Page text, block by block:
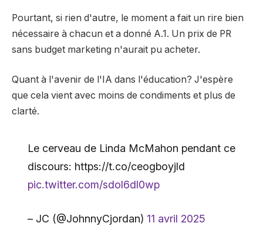
Pourtant, si rien d'autre, le moment a fait un rire bien
nécessaire à chacun et a donné A.1. Un prix de PR
sans budget marketing n'aurait pu acheter.
Quant à l'avenir de l'IA dans l'éducation? J'espère
que cela vient avec moins de condiments et plus de
clarté.
Le cerveau de Linda McMahon pendant ce
discours: https://t.co/ceogboyjld
pic.twitter.com/sdol6dl0wp
– JC (@JohnnyCjordan) 11 avril 2025